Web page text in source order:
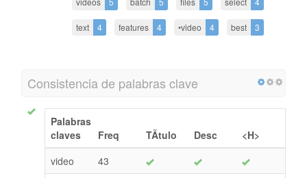
text 4 features 4 •video 4 best 3
Consistencia de palabras clave
Palabras
claves
Freq TÃ­tulo Desc
<H>
video
43